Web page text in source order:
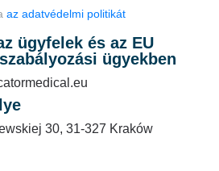
az adatvédelmi politikát
ügyfelek és az EU
ügyekben
30, 31-327 Kraków